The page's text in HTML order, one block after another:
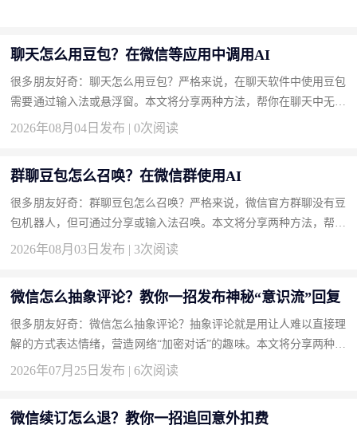
聊天怎么用豆包？在微信等应用中调用AI
很多朋友好奇：聊天怎么用豆包？严格来说，在聊天软件中使用豆包
需要通过输入法或悬浮窗。本文将分享两种方法，帮你在聊天中无缝
接入豆包。 方法一：安装豆包输入法实现边聊边AI（推荐） 输入...
2026年08月04日发布 | 0次阅读
群聊豆包怎么召唤？在微信群使用AI
很多朋友好奇：群聊豆包怎么召唤？严格来说，微信官方群聊没有豆
包机器人，但可通过分享或输入法召唤。本文将分享两种方法，帮你
轻松在群聊中显现豆包。 方法一：使用豆包输入法一键召唤回答
2026年08月03日发布 | 3次阅读
微信怎么抽象评论？教你一招发布神秘“意识流”回复
很多朋友好奇：微信怎么抽象评论？抽象评论就是用让人难以直接理
解的方式表达情绪，营造网络“加密对话”的趣味。本文将分享两种方
法，帮你成为评论区的气氛组大神。 方法一：使用火星文和倒装
2026年07月25日发布 | 6次阅读
微信续订怎么退？教你一招追回意外扣费